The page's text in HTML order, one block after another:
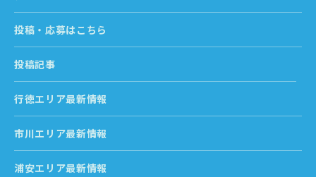
投稿・応募はこちら
投稿記事
行徳エリア最新情報
市川エリア最新情報
浦安エリア最新情報